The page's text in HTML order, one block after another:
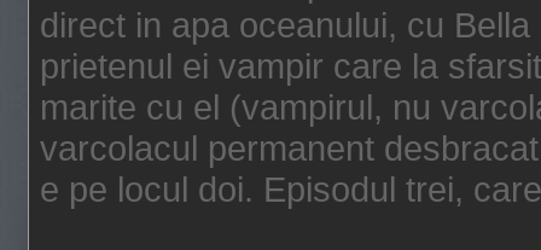
direct in apa oceanului, cu
prietenul ei vampir care la
marite cu el (vampirul, nu
varcolacul permanent
e pe locul doi. Episodul trei,